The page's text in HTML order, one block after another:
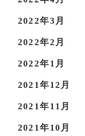
2022年3月
2022年2月
2022年1月
2021年12月
2021年11月
2021年10月